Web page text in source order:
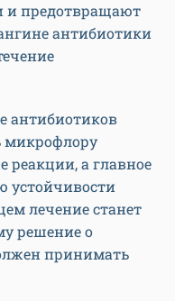
и предотвращают
антибиотики
антибиотиков
микрофлору
а главное
устойчивости
лечение станет
решение о
принимать